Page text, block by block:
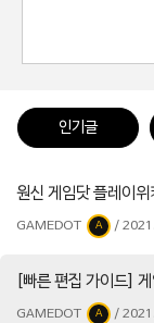
인기글
원신 게임닷 플레이
GAMEDOT A /
[빠른 편집 가이드]
GAMEDOT A /